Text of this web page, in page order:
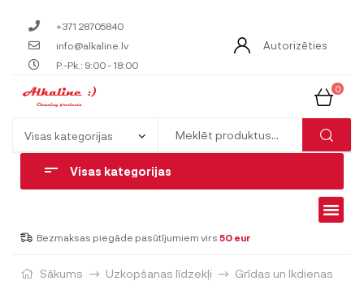
+371 28705840
info@alkaline.lv
P.-Pk.: 9:00 - 18:00
Autorizēties
0
Visas kategorijas
Bezmaksas piegāde pasūtījumiem virs 50 eur
Sākums Uzkopšanas līdzekļi
Grīdas un Ikdienas